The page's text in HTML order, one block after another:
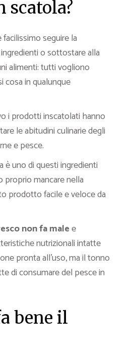
scatola?
seguire la
o sottostare alla
alimenti: tutti vogliono
cosa in qualunque
i prodotti inscatolati hanno
le abitudini culinarie degli
e pesce.
è uno di questi ingredienti
mancare nella
prodotto facile e veloce da
non fa malee
nutrizionali intatte
pronta all’uso, ma il tonno
di consumare del pesce in
bene il